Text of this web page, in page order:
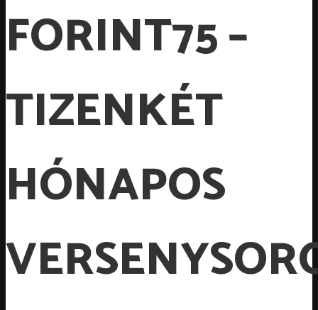
FORINT75 –
TIZENKÉT
HÓNAPOS